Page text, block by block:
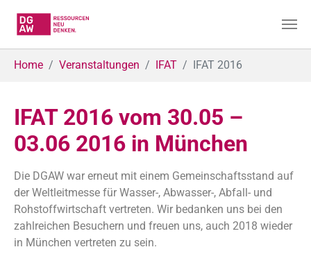
Home Veranstaltungen IFAT IFAT 2016
IFAT 2016 vom 30.05 –
03.06 2016 in München
Die DGAW war erneut mit einem Gemeinschaftsstand auf
der Weltleitmesse für Wasser-, Abwasser-, Abfall- und
Rohstoffwirtschaft vertreten. Wir bedanken uns bei den
zahlreichen Besuchern und freuen uns, auch 2018 wieder
in München vertreten zu sein.